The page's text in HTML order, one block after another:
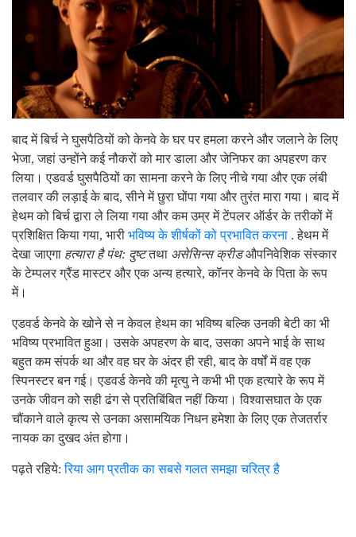
बाद में बिर्च ने घुसपैठियों को केनवे के घर पर हमला करने और जलाने के लिए
भेजा, जहां उन्होंने कई नौकरों को मार डाला और जेनिफर का अपहरण कर
लिया। एडवर्ड घुसपैठियों का सामना करने के लिए नीचे गया और एक लंबी
तलवार की लड़ाई के बाद, सीने में छुरा घोंपा गया और तुरंत मारा गया। बाद में
हेथम को बिर्च द्वारा ले लिया गया और कम उम्र में टेंपलर ऑर्डर के तरीकों में
प्रशिक्षित किया गया, भारी भविष्य के शीर्षकों को प्रभावित करना . हेथम में
देखा जाएगा हत्यारा है पंथ: दुष्टतथा असेसिन्स क्रीडऔपनिवेशिक संस्कार
के टेम्पलर ग्रैंड मास्टर और एक अन्य हत्यारे, कॉनर केनवे के पिता के रूप
में।
एडवर्ड केनवे के खोने से न केवल हेथम का भविष्य बल्कि उनकी बेटी का भी
भविष्य प्रभावित हुआ। उसके अपहरण के बाद, उसका अपने भाई के साथ
बहुत कम संपर्क था और वह घर के अंदर ही रही, बाद के वर्षों में वह एक
स्पिनस्टर बन गई। एडवर्ड केनवे की मृत्यु ने कभी भी एक हत्यारे के रूप में
उनके जीवन को सही ढंग से प्रतिबिंबित नहीं किया। विश्वासघात के एक
चौंकाने वाले कृत्य से उनका असामयिक निधन हमेशा के लिए एक तेजतर्रार
नायक का दुखद अंत होगा।
पढ़ते रहिये:रिया आग प्रतीक का सबसे गलत समझा चरित्र है